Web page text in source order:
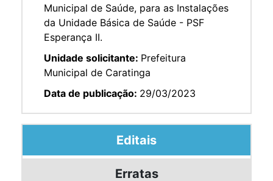
Municipal de Saúde, para as Instalações
da Unidade Básica de Saúde - PSF
Esperança II.
Unidade solicitante: Prefeitura
Municipal de Caratinga
Data de publicação: 29/03/2023
Editais
Erratas